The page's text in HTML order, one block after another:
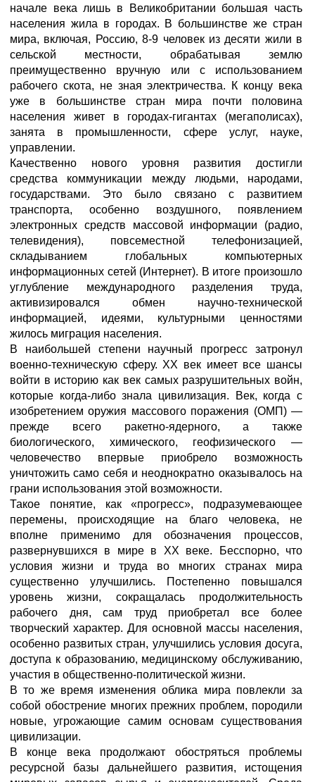
начале века лишь в Великобритании большая часть
населения жила в городах. В большинстве же стран
мира, включая, Россию, 8-9 человек из десяти жили в
сельской местности, обрабатывая землю
преимущественно вручную или с использованием
рабочего скота, не зная электричества. К концу века
уже в большинстве стран мира почти половина
населения живет в городах-гигантах (мегаполисах),
занята в промышленности, сфере услуг, науке,
управлении.
Качественно нового уровня развития достигли
средства коммуникации между людьми, народами,
государствами. Это было связано с развитием
транспорта, особенно воздушного, появлением
электронных средств массовой информации (радио,
телевидения), повсеместной телефонизацией,
складыванием глобальных компьютерных
информационных сетей (Интернет). В итоге произошло
углубление международного разделения труда,
активизировался обмен научно-технической
информацией, идеями, культурными ценностями
жилось миграция населения.
В наибольшей степени научный прогресс затронул
военно-техническую сферу. ХХ век имеет все шансы
войти в историю как век самых разрушительных войн,
которые когда-либо знала цивилизация. Век, когда с
изобретением оружия массового поражения (ОМП) —
прежде всего ракетно-ядерного, а также
биологического, химического, геофизического —
человечество впервые приобрело возможность
уничтожить само себя и неоднократно оказывалось на
грани использования этой возможности.
Такое понятие, как «прогресс», подразумевающее
перемены, происходящие на благо человека, не
вполне применимо для обозначения процессов,
развернувшихся в мире в XX веке. Бесспорно, что
условия жизни и труда во многих странах мира
существенно улучшились. Постепенно повышался
уровень жизни, сокращалась продолжительность
рабочего дня, сам труд приобретал все более
творческий характер. Для основной массы населения,
особенно развитых стран, улучшились условия досуга,
доступа к образованию, медицинскому обслуживанию,
участия в общественно-политической жизни.
В то же время изменения облика мира повлекли за
собой обострение многих прежних проблем, породили
новые, угрожающие самим основам существования
цивилизации.
В конце века продолжают обостряться проблемы
ресурсной базы дальнейшего развития, истощения